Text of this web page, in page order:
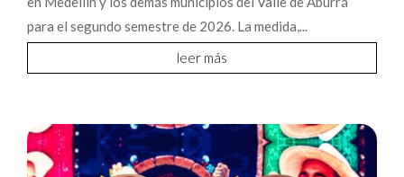
para el segundo semestre de 2026. La medida,...
leer más